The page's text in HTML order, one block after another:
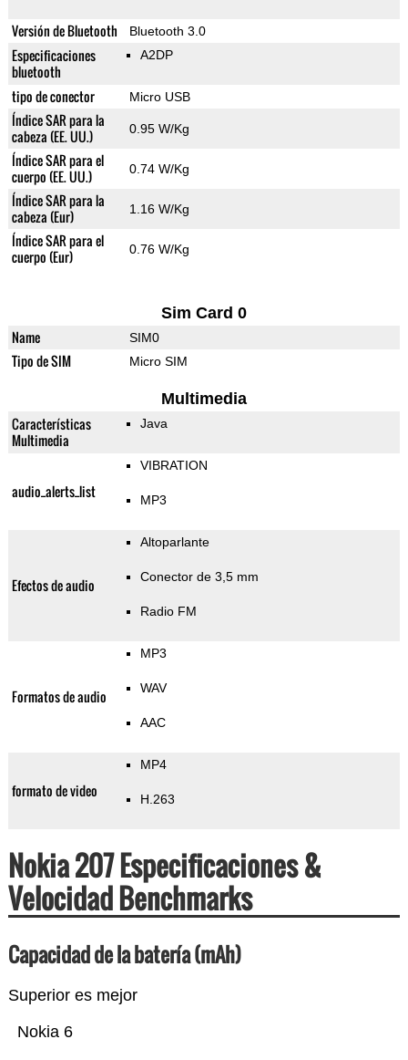
Versión de Bluetooth Bluetooth 3.0
Especificaciones
bluetooth
A2DP
tipo de conector Micro USB
Índice SAR para la
cabeza (EE. UU.)
0.95 W/Kg
Índice SAR para el
cuerpo (EE. UU.)
0.74 W/Kg
Índice SAR para la
cabeza (Eur)
1.16 W/Kg
Índice SAR para el
cuerpo (Eur)
0.76 W/Kg
Sim Card 0
Name SIM0
Tipo de SIM Micro SIM
Multimedia
Características
Multimedia
Java
audio_alerts_list
VIBRATION
MP3
Efectos de audio
Altoparlante
Conector de 3,5 mm
Radio FM
Formatos de audio
MP3
WAV
AAC
formato de video
MP4
H.263
Nokia 207 Especificaciones &
Velocidad Benchmarks
Capacidad de la batería (mAh)
Superior es mejor
Nokia 6